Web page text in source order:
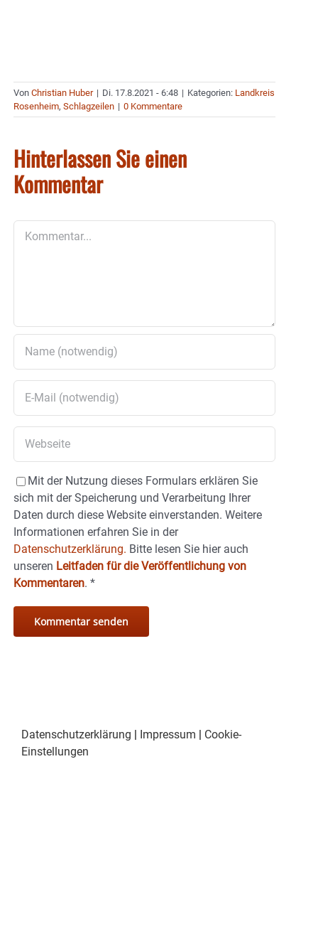
Von Christian Huber | Di. 17.8.2021 - 6:48 | Kategorien: Landkreis
Rosenheim, Schlagzeilen | 0 Kommentare
Hinterlassen Sie einen
Kommentar
Mit der Nutzung dieses Formulars erklären Sie
sich mit der Speicherung und Verarbeitung Ihrer
Daten durch diese Website einverstanden. Weitere
Informationen erfahren Sie in der
Datenschutzerklärung. Bitte lesen Sie hier auch
unseren Leitfaden für die Veröffentlichung von
Kommentaren. *
Datenschutzerklärung | Impressum | Cookie-
Einstellungen